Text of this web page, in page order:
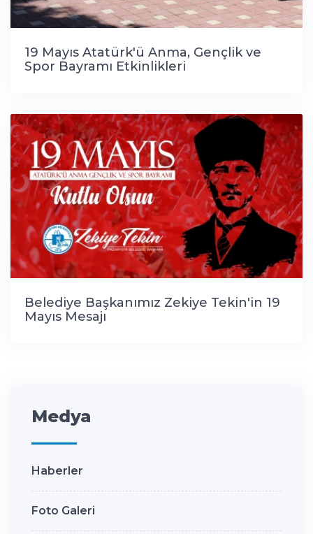
19 Mayıs Atatürk'ü Anma, Gençlik ve
Spor Bayramı Etkinlikleri
Belediye Başkanımız Zekiye Tekin'in 19
Mayıs Mesajı
Medya
Haberler
Foto Galeri